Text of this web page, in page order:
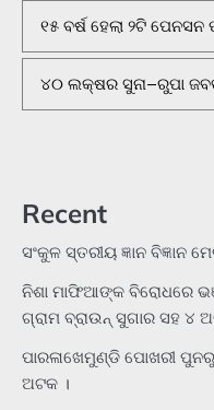
୧୫ ବର୍ଷ ହେଲା ୨ଟି
୪୦ ଲକ୍ଷର ସୁନା–ରୁପା
Recent
ସଂକୁଳ ସ୍ତରୀୟ ଜ୍ଞାନ ବିଜ୍ଞାନ
ନିଶା ମାଫିଆଙ୍କ ବିରୋଧରେ
ଗ୍ରାମ ବ୍ରାଉନ୍ ସୁଗାର ସହ
ପାରଳାଖେମୁଣ୍ଡି ପୋଖରୀ
ଅଟକ ।